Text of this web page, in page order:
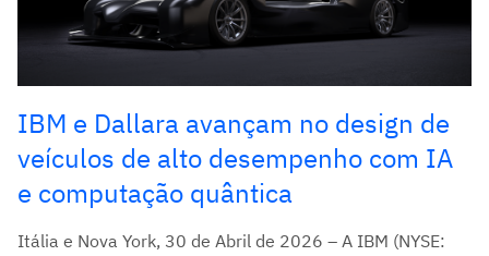
IBM e Dallara avançam no design de
veículos de alto desempenho com IA
e computação quântica
Itália e Nova York, 30 de Abril de 2026 – A IBM (NYSE: